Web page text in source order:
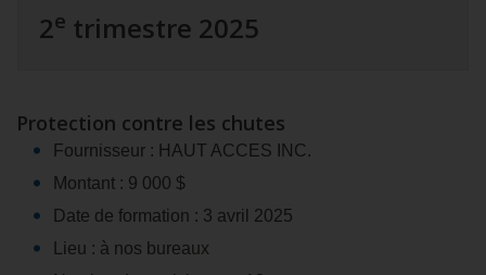
2e trimestre 2025
Protection contre les chutes
Fournisseur : HAUT ACCES INC.
Montant : 9 000 $
Date de formation : 3 avril 2025
Lieu : à nos bureaux